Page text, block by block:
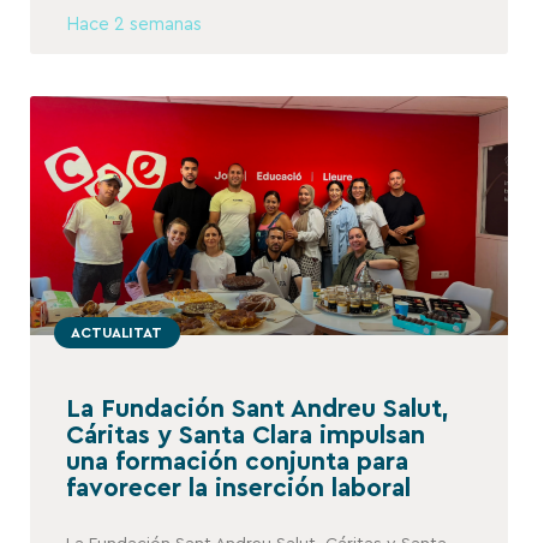
Hace 2 semanas
ACTUALITAT
La Fundación Sant Andreu Salut,
Cáritas y Santa Clara impulsan
una formación conjunta para
favorecer la inserción laboral